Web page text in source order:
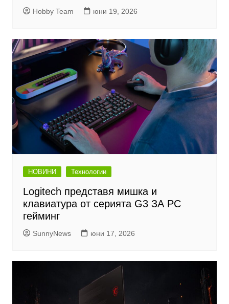
Hobby Team юни 19, 2026
НОВИНИ Технологии
Logitech представя мишка и
клавиатура от серията G3 ЗА PC
гейминг
SunnyNews юни 17, 2026